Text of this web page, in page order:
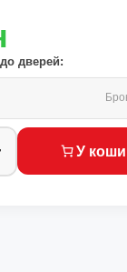
дверей:
У